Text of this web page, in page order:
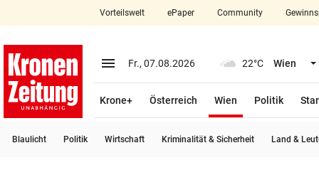
closeSchließen
account_circle Anmelden
arrow_right
Vorteilswelt ePaper Community
menu Menü aufklappen
Fr., 07.08.2026 22°C Wien
Krone+ Österreich Wien
Politik
Blaulicht Politik Wirtschaft Kriminalität & Sicherheit Land &